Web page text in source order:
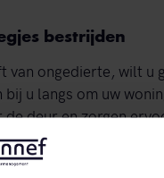
bestrijden
van ongedierte, wilt u
bij u langs om uw
deur en zorgen
klanten en
begint met het